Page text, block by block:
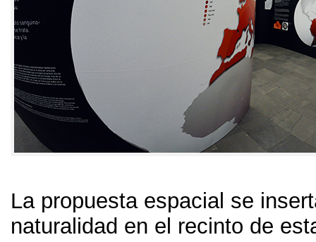
La propuesta espacial se
naturalidad en el recinto de